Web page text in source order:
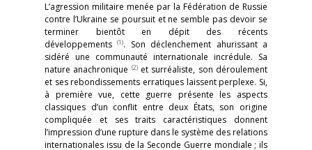
L’agression militaire menée par la Fédération de Russie
contre l’Ukraine se poursuit et ne semble pas devoir se
terminer bientôt en dépit des récents
développements(1). Son déclenchement ahurissant a
sidéré une communauté internationale incrédule. Sa
nature anachronique (2)et surréaliste, son déroulement
et ses rebondissements erratiques laissent perplexe. Si,
à première vue, cette guerre présente les aspects
classiques d’un conflit entre deux États, son origine
compliquée et ses traits caractéristiques donnent
l’impression d’une rupture dans le système des relations
internationales issu de la Seconde Guerre mondiale ; ils